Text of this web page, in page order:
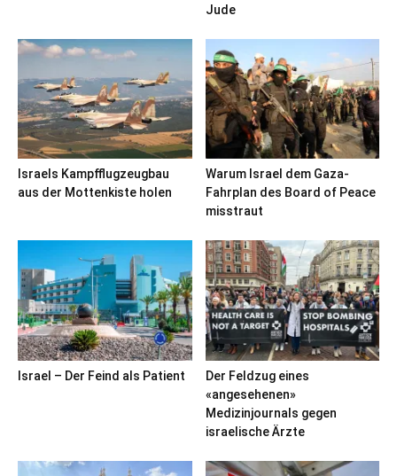
Jude
Israels Kampfflugzeugbau
aus der Mottenkiste holen
Warum Israel dem Gaza-
Fahrplan des Board of Peace
misstraut
Israel – Der Feind als Patient
Der Feldzug eines
«angesehenen»
Medizinjournals gegen
israelische Ärzte